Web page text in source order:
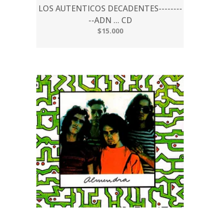
LOS AUTENTICOS DECADENTES--------
--ADN ... CD
$15.000